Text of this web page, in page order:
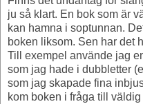
ju så klart. En bok som är
kan hamna i soptunnan.
boken liksom. Sen har det
Till exempel använde jag
som jag hade i dubbletter
som jag skapade fina
kom boken i fråga till